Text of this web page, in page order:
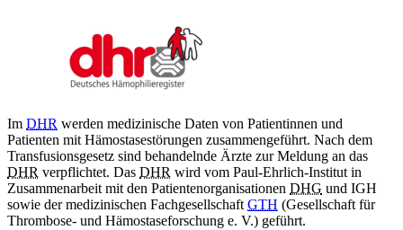
Im DHR werden medizinische Daten von Patientinnen und
Patienten mit Hämostasestörungen zusammengeführt. Nach dem
Transfusionsgesetz sind behandelnde Ärzte zur Meldung an das
DHR verpflichtet. Das DHR wird vom Paul-Ehrlich-Institut in
Zusammenarbeit mit den Patientenorganisationen DHG und IGH
sowie der medizinischen Fachgesellschaft GTH (Gesellschaft für
Thrombose- und Hämostaseforschung e. V.) geführt.